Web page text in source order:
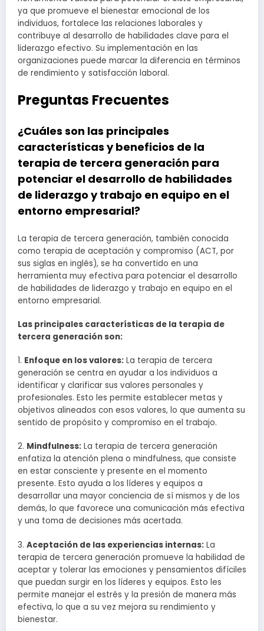
ya que promueve el bienestar emocional de los
individuos, fortalece las relaciones laborales y
contribuye al desarrollo de habilidades clave para el
liderazgo efectivo. Su implementación en las
organizaciones puede marcar la diferencia en términos
de rendimiento y satisfacción laboral.
Preguntas Frecuentes
¿Cuáles son las principales
características y beneficios de la
terapia de tercera generación para
potenciar el desarrollo de habilidades
de liderazgo y trabajo en equipo en el
entorno empresarial?
La terapia de tercera generación, también conocida
como terapia de aceptación y compromiso (ACT, por
sus siglas en inglés), se ha convertido en una
herramienta muy efectiva para potenciar el desarrollo
de habilidades de liderazgo y trabajo en equipo en el
entorno empresarial.
Las principales características de la terapia de
tercera generación son:
1. Enfoque en los valores: La terapia de tercera
generación se centra en ayudar a los individuos a
identificar y clarificar sus valores personales y
profesionales. Esto les permite establecer metas y
objetivos alineados con esos valores, lo que aumenta su
sentido de propósito y compromiso en el trabajo.
2. Mindfulness: La terapia de tercera generación
enfatiza la atención plena o mindfulness, que consiste
en estar consciente y presente en el momento
presente. Esto ayuda a los líderes y equipos a
desarrollar una mayor conciencia de sí mismos y de los
demás, lo que favorece una comunicación más efectiva
y una toma de decisiones más acertada.
3. Aceptación de las experiencias internas: La
terapia de tercera generación promueve la habilidad de
aceptar y tolerar las emociones y pensamientos difíciles
que puedan surgir en los líderes y equipos. Esto les
permite manejar el estrés y la presión de manera más
efectiva, lo que a su vez mejora su rendimiento y
bienestar.